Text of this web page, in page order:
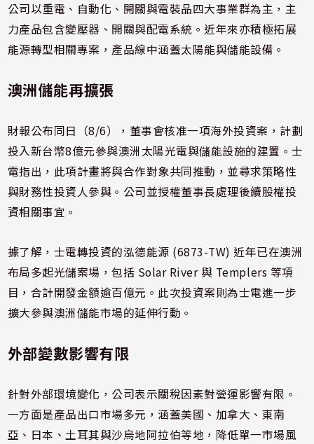
公司以重電、自動化、開關與電裝品四大事業群為主，主
力產品包含變壓器、開關與配電系統。近年來亦積極拓展
能源轉型相關專案，產品線中涵蓋太陽能與儲能設備。
澳洲儲能再擴張
財報公布同日（8/6），董事會核准一項海外投資案，計劃
投入新台幣8億元參與澳洲太陽光電與儲能設施的建置。士
電指出，此項計畫將與合作對象共同推動，並尋求策略性
與財務性投資人參與。公司並授權董事長處理後續股權投
資相關事宜。
據了解，士電轉投資的泓德能源 (6873-TW) 近年已在澳洲
布局多起光儲案場，包括 Solar River 與 Templers 等項
目，合計開發金額逾百億元。此次投資案則為士電進一步
擴大參與澳洲儲能市場的延伸行動。
外部變數影響有限
針對外部環境變化，公司表示關稅因素對營運影響有限。
一方面是產品出口市場多元，涵蓋美國、加拿大、東南
亞、日本、土耳其與沙烏地阿拉伯等地，降低單一市場風